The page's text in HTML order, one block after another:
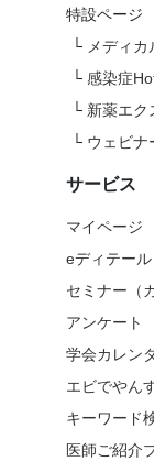
特設ページ
└ メディ
└ 感染症
└ 新薬エク
└ ウェビナ
サービス
マイページ
eディテール
セミナー（
アンケート
学会カレン
エビでやん
キーワード
医師ご紹介